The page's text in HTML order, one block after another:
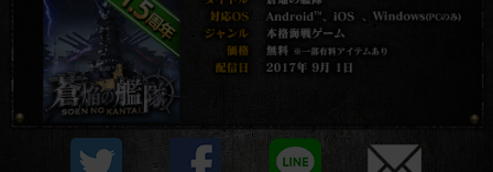
プライバシーポリシー
他社モジュール等について
資金決済法に基づく表示